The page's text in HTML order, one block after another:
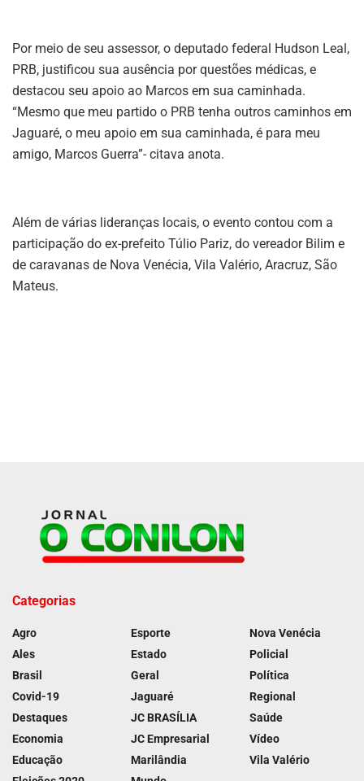
Por meio de seu assessor, o deputado federal Hudson Leal,
PRB, justificou sua ausência por questões médicas, e
destacou seu apoio ao Marcos em sua caminhada.
“Mesmo que meu partido o PRB tenha outros caminhos em
Jaguaré, o meu apoio em sua caminhada, é para meu
amigo, Marcos Guerra”- citava anota.
Além de várias lideranças locais, o evento contou com a
participação do ex-prefeito Túlio Pariz, do vereador Bilim e
de caravanas de Nova Venécia, Vila Valério, Aracruz, São
Mateus.
Categorias
Agro
Ales
Brasil
Covid-19
Destaques
Economia
Educação
Esporte
Estado
Geral
Jaguaré
JC BRASÍLIA
JC Empresarial
Marilândia
Nova Venécia
Policial
Política
Regional
Saúde
Vídeo
Vila Valério